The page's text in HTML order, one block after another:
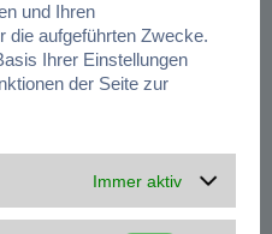
und Ihren
die aufgeführten Zwecke.
Ihrer Einstellungen
der Seite zur
Immer aktiv